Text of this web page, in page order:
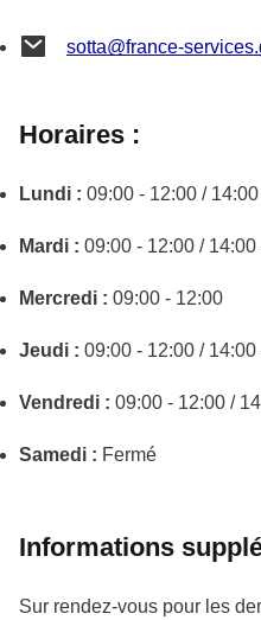
sotta@france-
Horaires :
Lundi : 09:00 - 12:00 /
Mardi : 09:00 - 12:00 / 14:00
Mercredi : 09:00 - 12:00
Jeudi : 09:00 - 12:00 / 14:00
Vendredi : 09:00 - 12:00 /
Samedi : Fermé
Informations
Sur rendez-vous pour les